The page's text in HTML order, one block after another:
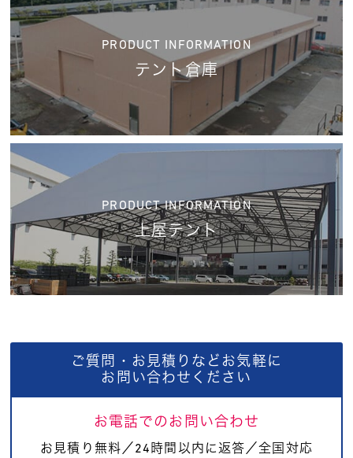
PRODUCT INFORMATION
テント倉庫
PRODUCT INFORMATION
上屋テント
ご質問・お見積りなどお気軽に
お問い合わせください
お電話でのお問い合わせ
お見積り無料／24時間以内に返答／全国対応